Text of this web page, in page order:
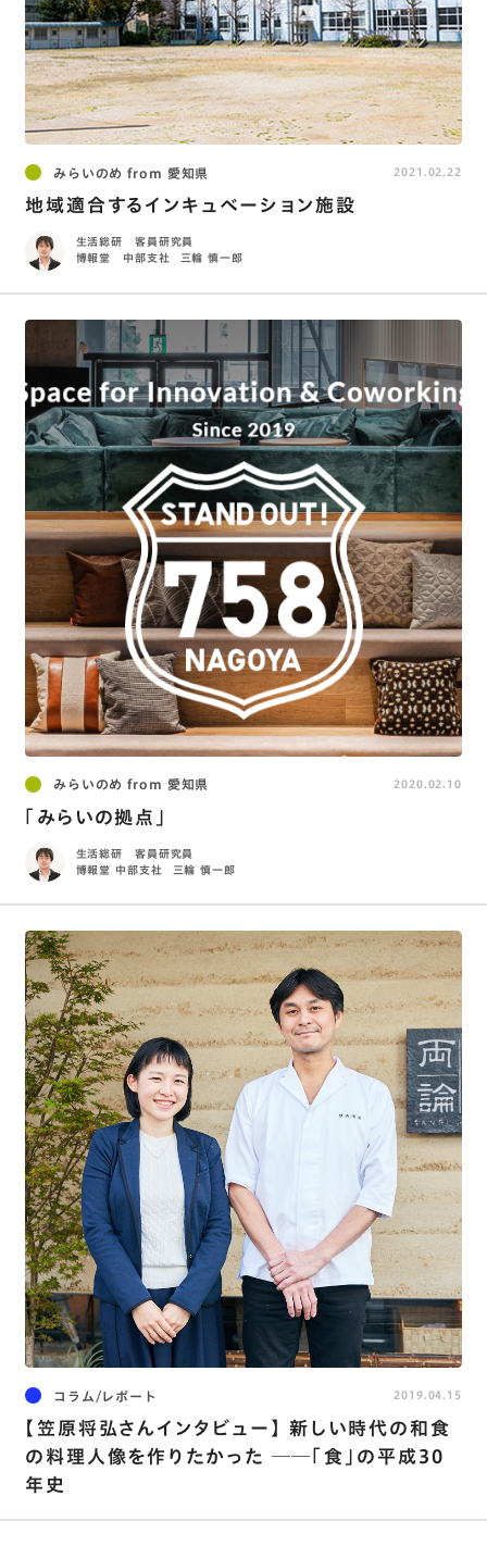
みらいのめ from 愛知県
地域適合するインキュベーション施設
生活総研 客員研究員
博報堂 中部支社
三輪 慎一郎
2021.02.22
みらいのめ from 愛知県
「みらいの拠点」
生活総研 客員研究員
博報堂 中部支社
三輪 慎一郎
2020.02.10
コラム/レポート
【笠原将弘さんインタビュー】 新しい時代の和食
の料理人像を作りたかった ──「食」の平成30
年史
2019.04.15